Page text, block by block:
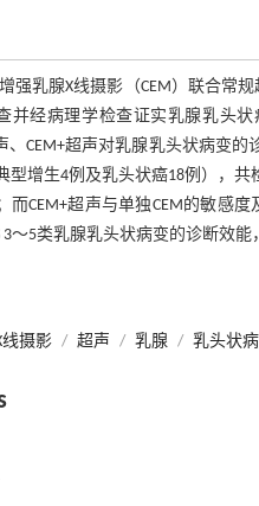
强乳腺X线摄影（CEM）联合常
并经病理学检查证实乳腺乳头
、CEM+超声对乳腺乳头状病变
型增生4例及乳头状癌18例），共
而CEM+超声与单独CEM的敏感
3～5类乳腺乳头状病变的诊断效
线摄影 / 超声 / 乳腺 / 乳头状